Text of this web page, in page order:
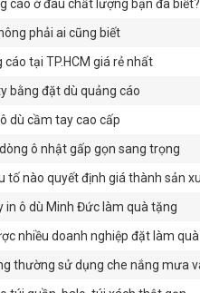
cáo ở đâu chất lượng bạn đã biết?
phải ai cũng biết
tại TP.HCM giá rẻ nhất
bằng đặt dù quảng cáo
dù cầm tay cao cấp
ô nhật gấp gọn sang trọng
tố nào quyết định giá thành sản
in ô dù Minh Đức làm quà tặng
nhiều doanh nghiệp đặt làm
thường sử dụng che nắng mưa